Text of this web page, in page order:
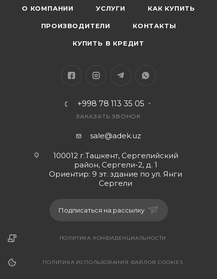
Function2: динамо-машина с рукояткой
О КОМПАНИИ УСЛУГИ КАК КУПИТЬ
ПРОИЗВОДИТЕЛИ КОНТАКТЫ
КУПИТЬ В КРЕДИТ
+998 78 113 35 05
ЗАКАЗАТЬ ЗВОНОК
sale@adek.uz
100012 г.Ташкент, Сергелийский
район, Сергели-2, д. 1
Ориентир: 9 эт. здание по ул. Янги
Сергели
Подписаться на рассылку
ПОЛИТИКА КОНФИДЕНЦИАЛЬНОСТИ
ПОЛИТИКА ИСПОЛЬЗОВАНИЯ ФАЙЛОВ COOKIES